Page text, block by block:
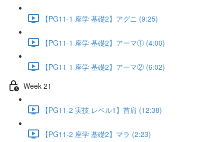
【PG11-1 座学 基礎2】アグニ (9:25)
【PG11-1 座学 基礎2】アーマ① (4:00)
【PG11-1 座学 基礎2】アーマ② (6:02)
Week 21
【PG11-2 実技 レベル1】首肩 (12:38)
【PG11-2 座学 基礎2】マラ (2:23)